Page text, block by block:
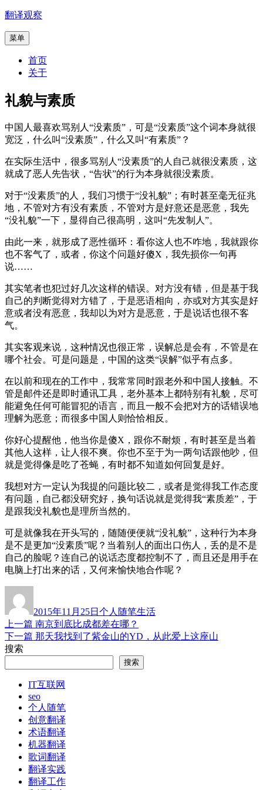
跳
内
翻译观察
菜单
首页
关于
礼貌与素质
中国人最喜欢骂别人“没素质”，可是“没素质”这个词本身就很
宽泛，什么叫“没素质”，什么又叫“有素质”？
在实际生活中，很多骂别人“没素质”的人自己就很没素质，这
就成了恶人先告状，“告状”的行为本身就很没素质。
对于“没素质”的人，我们习惯于“没礼貌”；有时甚至毫无征兆
地，不管对方有没有素质，不管对方是好意还是恶意，我先
“没礼貌”一下，显得自己很高明，这叫“先发制人”。
由此一来，就形成了恶性循环：看你这人也不咋地，我就跟你
也不客气了，或者，你这个问题好傻X，我先损你一句再
说……
其实笔者也犯过好几次这样的错误。对方没有错，但是基于我
自己的判断觉得对方错了，于是恶语相向，亦或对方其实是好
意或者没有恶意，我却以为对方是恶意，于是说话也很不客
气。
其实客观来说，这种情况也很正常，误解总是会有，不管是在
哪个社会。可是问题是，中国的这类“误解”似乎有点多。
在以前和现在的工作中，我常常同时跟老外和中国人接触。不
管是邮件还是即时通讯工具，老外基本上都特别有礼貌，尽可
能避免任何可能冒犯的语言，而且一般不会把对方的话错误地
理解为恶意；而很多中国人则恰恰相反。
你好心提醒他，他当你是傻X，跟你不耐烦，有时甚至是当着
其他人这样，让人很不爽。你也不至于为一两句话跟他吵，但
就是觉得像是吃了苍蝇，有时都不知道如何回复是好。
我想对方一定认为我提的问题比较二，或者是觉得我工作态度
有问题，自己都没研究好，换句话说就是觉得我“素质差”，于
是跟我没礼貌也是理所当然的。
可是就像我在开头写的，随随便便就“没礼貌”，这种行为本身
是不是更加“没素质”呢？当着别人的面出口伤人，丢的是不是
自己的脸呢？连自己的说话态度都控制不了，而且还是用手在
电脑上打出来的话，又何来愉快地合作呢？
于
2015年11月25日 个人随笔生活
文
章
上一篇 上
篇
南京到底比成都差在哪？
下一篇 下
章：
那天我找到了紫金山的YD，从此爱上这座山
搜索
搜索
IT互联网
seo
个人随笔
创意翻译
术语翻译
机器翻译
歌词翻译
翻译实践
翻译工作